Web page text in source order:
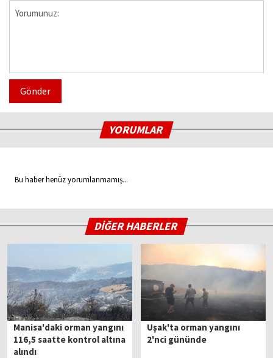
Gönder
YORUMLAR
Bu haber henüz yorumlanmamış...
DİĞER HABERLER
Manisa'daki orman yangını
116,5 saatte kontrol altına
alındı
Uşak'ta orman yangını
2'nci gününde